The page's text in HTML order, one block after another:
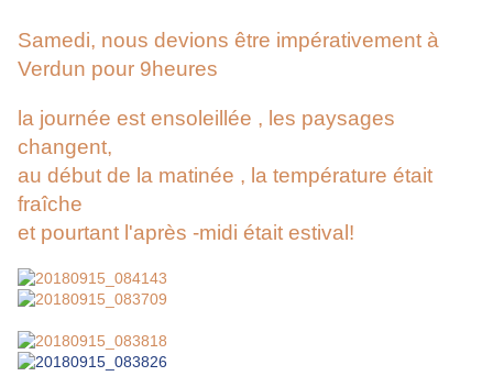
Samedi, nous devions être impérativement à
Verdun pour 9heures
la journée est ensoleillée , les paysages
changent,
au début de la matinée , la température était
fraîche
et pourtant l'après -midi était estival!